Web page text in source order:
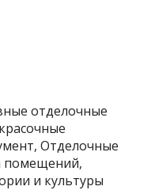
отделочные
Отделочные
помещений,
и культуры